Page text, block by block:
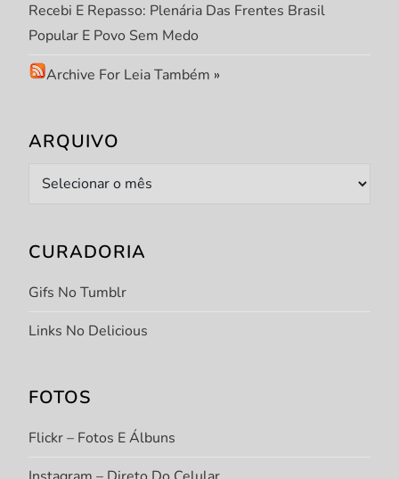
Recebi E Repasso: Plenária Das Frentes Brasil
Popular E Povo Sem Medo
Archive For Leia Também »
ARQUIVO
Arquivo
CURADORIA
Gifs No Tumblr
Links No Delicious
FOTOS
Flickr – Fotos E Álbuns